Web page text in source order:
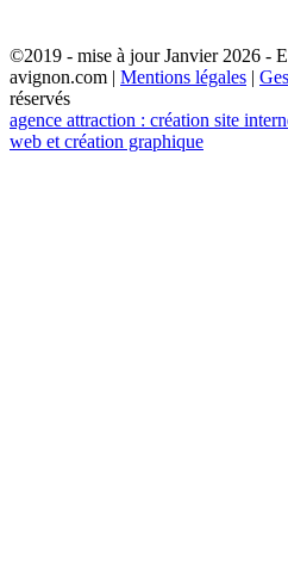
©2019 - mise à jour Janvier 2026 -
avignon.com | Mentions légales |
réservés
agence attraction : création site
web et création graphique